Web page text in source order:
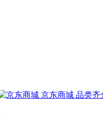
京东商城 品类齐